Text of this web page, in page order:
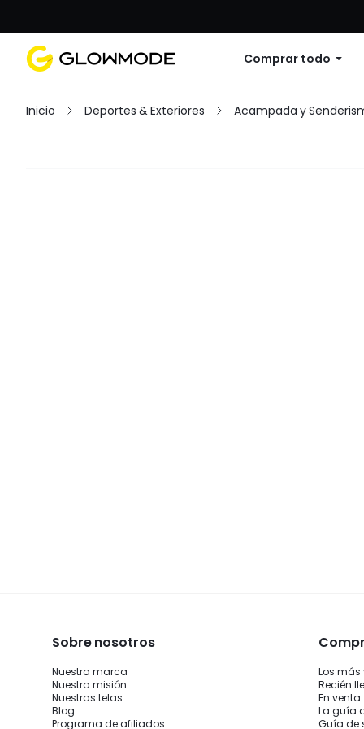
Comprar todo
Inicio Deportes & Exteriores Acampada y
Sobre nosotros
Nuestra marca
Nuestra misión
Nuestras telas
Blog
Programa de afiliados
Los
Recién
En venta
La guía
Guía de